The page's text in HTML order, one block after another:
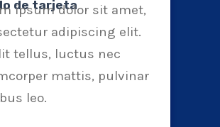
de tarjeta
ipsum dolor sit amet,
adipiscing elit.
tellus, luctus nec
mattis, pulvinar
leo.